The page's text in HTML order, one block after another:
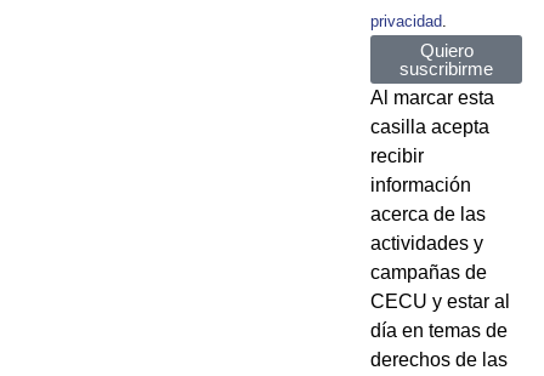
privacidad
Quiero
suscribirme
Al marcar esta
casilla acepta
recibir
información
acerca de las
actividades y
campañas de
CECU y estar al
día en temas de
derechos de las